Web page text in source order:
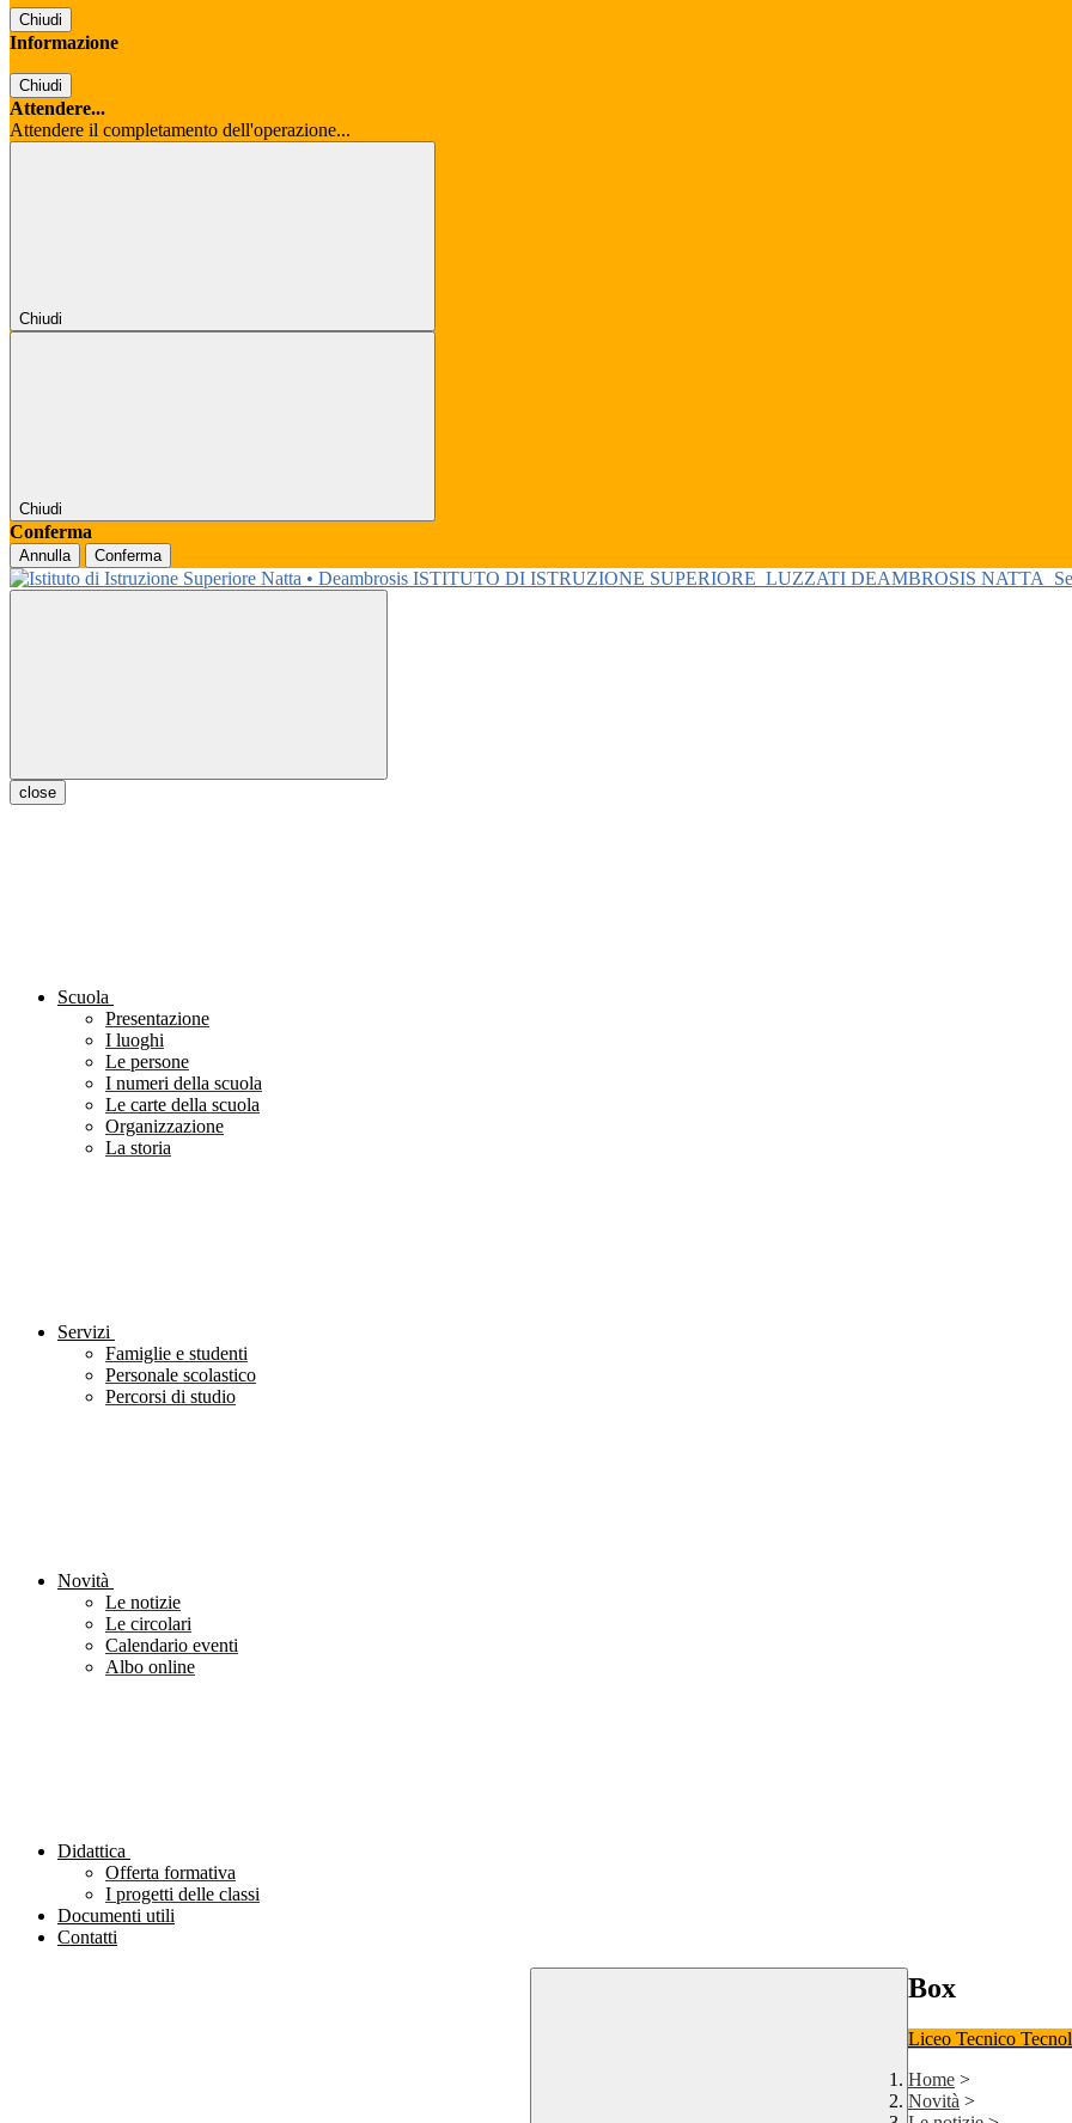
Chiudi
Informazione
Chiudi
Attendere...
Attendere il completamento dell'operazione...
Chiudi
Chiudi
Conferma
Annulla Conferma
ISTITUTO DI ISTRUZIONE SUPERIORE LUZZATI DEAMBROSIS NATTA
close
Scuola
Presentazione
I luoghi
Le persone
I numeri della scuola
Le carte della scuola
Organizzazione
La storia
Servizi
Famiglie e studenti
Personale scolastico
Percorsi di studio
Novità
Le notizie
Le circolari
Calendario eventi
Albo online
Didattica
Offerta formativa
I progetti delle classi
Documenti utili
Contatti
Box
Liceo Tecnico
Home >
Novità >